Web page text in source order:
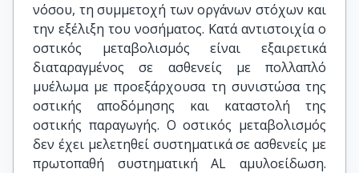
νόσου, τη συμμετοχή των οργάνων στόχων και
την εξέλιξη του νοσήματος. Κατά αντιστοιχία ο
οστικός μεταβολισμός είναι εξαιρετικά
διαταραγμένος σε ασθενείς με πολλαπλό
μυέλωμα με προεξάρχουσα τη συνιστώσα της
οστικής αποδόμησης και καταστολή της
οστικής παραγωγής. Ο οστικός μεταβολισμός
δεν έχει μελετηθεί συστηματικά σε ασθενείς με
πρωτοπαθή συστηματική AL αμυλοείδωση.